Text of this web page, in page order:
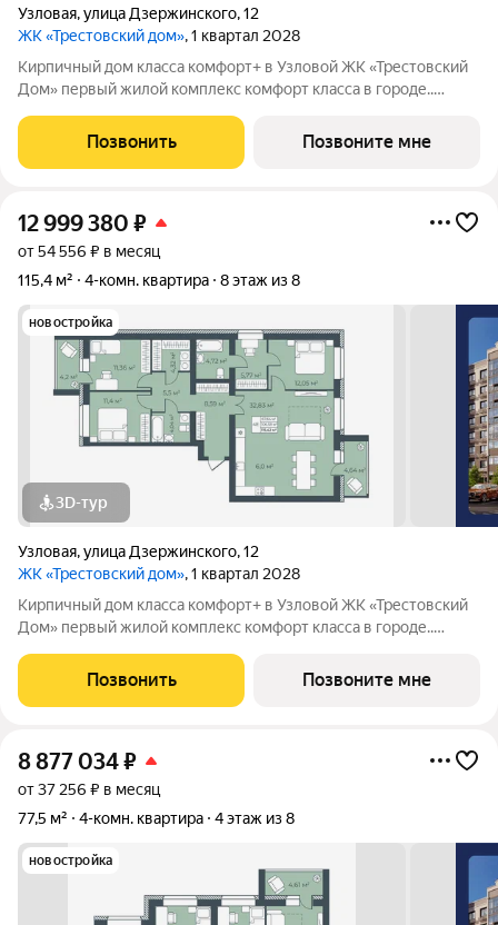
Узловая,улица Дзержинского,12
ЖК «Трестовский дом», 1 квартал 2028
Кирпичный дом класса комфорт+ в Узловой ЖК «Трестовский
Дом» первый жилой комплекс комфорт класса в городе..
Кирпично-монолитный дом выполнен в современном стиле, с
теплым натуральным кирпичом
Позвонить Позвоните мне
12 999 380 ₽
от 54 556 ₽ в месяц
115,4 м²
4-комн. квартира 8 этаж из 8
новостройка
3D-тур
Узловая,улица Дзержинского,12
ЖК «Трестовский дом», 1 квартал 2028
Кирпичный дом класса комфорт+ в Узловой ЖК «Трестовский
Дом» первый жилой комплекс комфорт класса в городе..
Кирпично-монолитный дом выполнен в современном стиле, с
теплым натуральным кирпичом
Позвонить Позвоните мне
8 877 034₽
от 37 256 ₽ в месяц
77,5 м²
4-комн. квартира 4 этаж из 8
новостройка